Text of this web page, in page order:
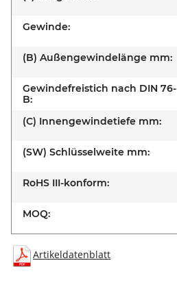
Gewinde:
(B) Außengewindelänge mm:
Gewindefreistich nach DIN 76-
B:
(C) Innengewindetiefe mm:
(SW) Schlüsselweite mm:
RoHS III-konform:
MOQ:
Artikeldatenblatt